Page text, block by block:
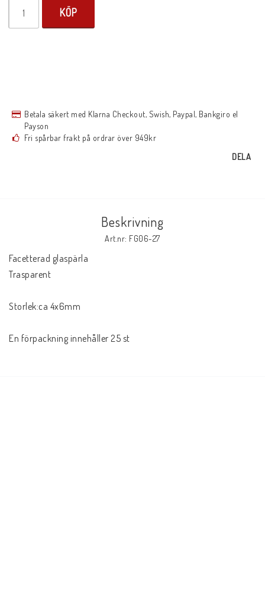
KÖP
Betala säkert med Klarna Checkout, Swish, Paypal, Bankgiro el
Payson
Fri spårbar frakt på ordrar över 949kr
DELA
Beskrivning
Art.nr: FG06-27
Facetterad glaspärla
Trasparent
Storlek:ca 4x6mm
En förpackning innehåller 25 st